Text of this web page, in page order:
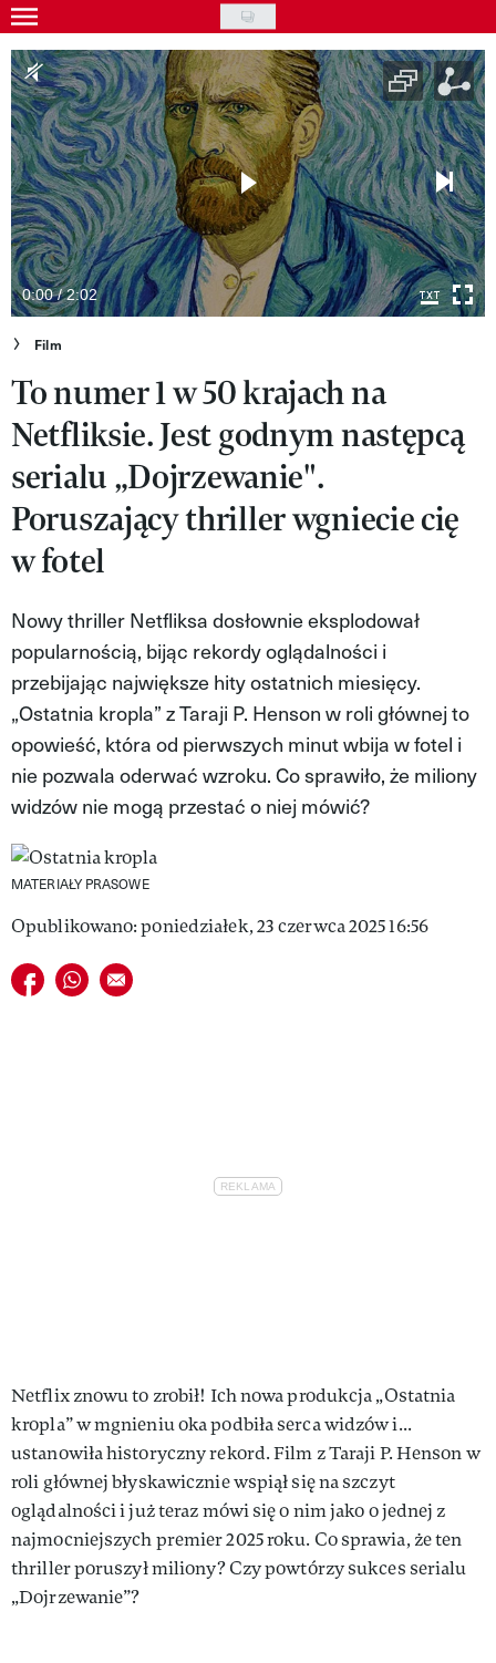
Skip
to
main
content
Gwiazdy
Ludzie
Moda
Uroda
Styl życia
Kultura
Wideo
Nasze akcje
VIVA!ART
VIVA!MODA
VIVA!LIFESTYLE
VIVA!MAN
VIVA!PEOPLE POWER
VIVA!ITAKA
MAGAZYN VIVA!
0:00 / 2:02
Film
To numer 1 w 50 krajach na
Netfliksie. Jest godnym następcą
serialu „Dojrzewanie".
Poruszający thriller wgniecie cię
w fotel
Nowy thriller Netfliksa dosłownie eksplodował
popularnością, bijąc rekordy oglądalności i
przebijając największe hity ostatnich miesięcy.
„Ostatnia kropla” z Taraji P. Henson w roli głównej to
opowieść, która od pierwszych minut wbija w fotel i
nie pozwala oderwać wzroku. Co sprawiło, że miliony
widzów nie mogą przestać o niej mówić?
MATERIAŁY PRASOWE
Opublikowano: poniedziałek, 23 czerwca 2025 16:56
Udostępnij na facebook
Udostępnij na whatsapp
E-mail do przyjaciela
Netflix znowu to zrobił! Ich nowa produkcja „Ostatnia
kropla” w mgnieniu oka podbiła serca widzów i...
ustanowiła historyczny rekord. Film z Taraji P. Henson w
roli głównej błyskawicznie wspiął się na szczyt
oglądalności i już teraz mówi się o nim jako o jednej z
najmocniejszych premier 2025 roku. Co sprawia, że ten
thriller poruszył miliony? Czy powtórzy sukces serialu
„Dojrzewanie”?